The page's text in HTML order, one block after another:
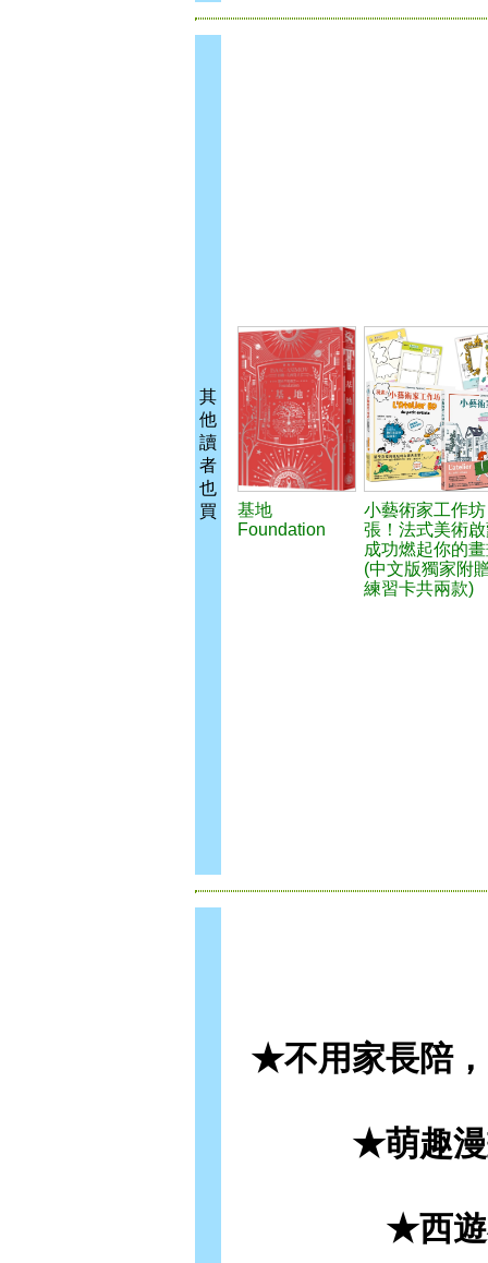
其
他
讀
者
也
買
基地
Foundation
小藝術家工作
張！法式美術
成功燃起你的
(中文版獨家附
練習卡共兩款)
★不用家長陪
★萌趣
★西遊